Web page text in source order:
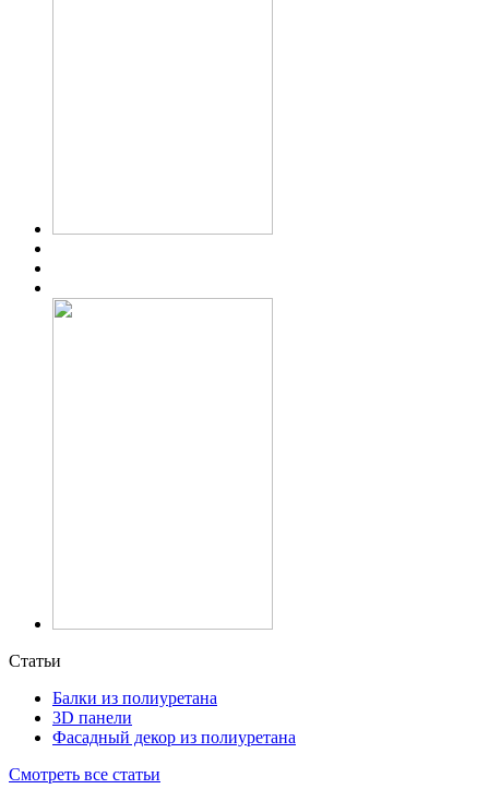
Статьи
Балки из полиуретана
3D панели
Фасадный декор из полиуретана
Смотреть все статьи